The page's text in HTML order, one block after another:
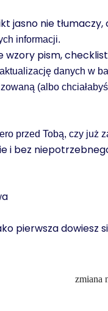
jasno nie
informacji.
wzory pism,
danych w
(albo
przed Tobą, czy już
i bez
pierwsza